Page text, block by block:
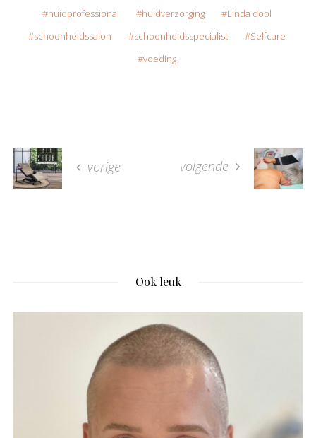
huidprofessional huidverzorging
Linda dool
schoonheidssalon
schoonheidsspecialist
Selfcare
voeding
vorige volgende
Ook leuk